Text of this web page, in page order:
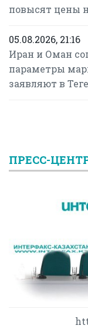
повысят цены
05.08.2026, 21:16
Иран и Оман
параметры
заявляют в
ПРЕСС-